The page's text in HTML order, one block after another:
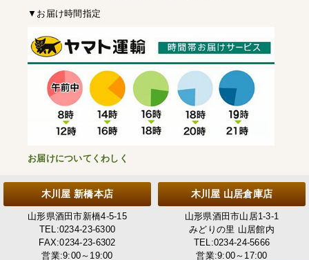
▼お届け時間指定
お届けについてくわしく
木川屋 新橋本店
山形県酒田市新橋4-5-15
TEL:0234-23-6300
FAX:0234-23-6302
営業:9:00～19:00
木川屋 山居倉庫店
山形県酒田市山居1-3-1
みどりの里 山居館内
TEL:0234-24-5666
営業:9:00～17:00